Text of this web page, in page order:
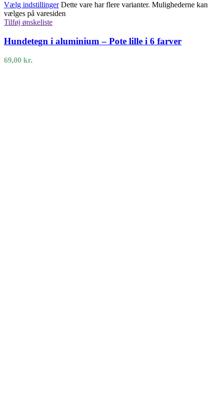
Vælg indstillinger Dette vare har flere varianter. Mulighederne kan
vælges på varesiden
Tilføj ønskeliste
Hundetegn i aluminium – Pote lille i 6 farver
69,00 kr.